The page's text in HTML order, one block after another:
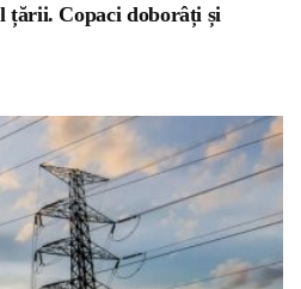
țării. Copaci doborâți și